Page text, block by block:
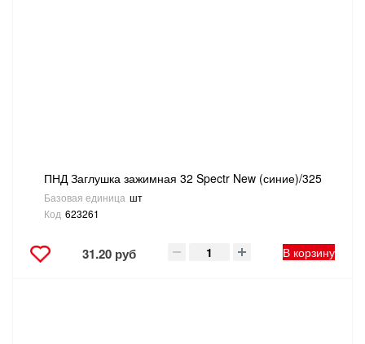
ПНД Заглушка зажимная 32 Spectr New (синие)/325
Базовая единица шт
Код 623261
31.20 руб В корзину